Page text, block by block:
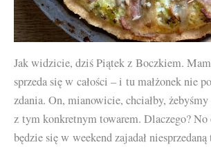
Jak widzicie, dziś Piątek z Boczkiem.
sprzeda się w całości – i tu małżonek nie
zdania. On, mianowicie, chciałby,
z tym konkretnym towarem. Dlaczego?
będzie się w weekend zajadał